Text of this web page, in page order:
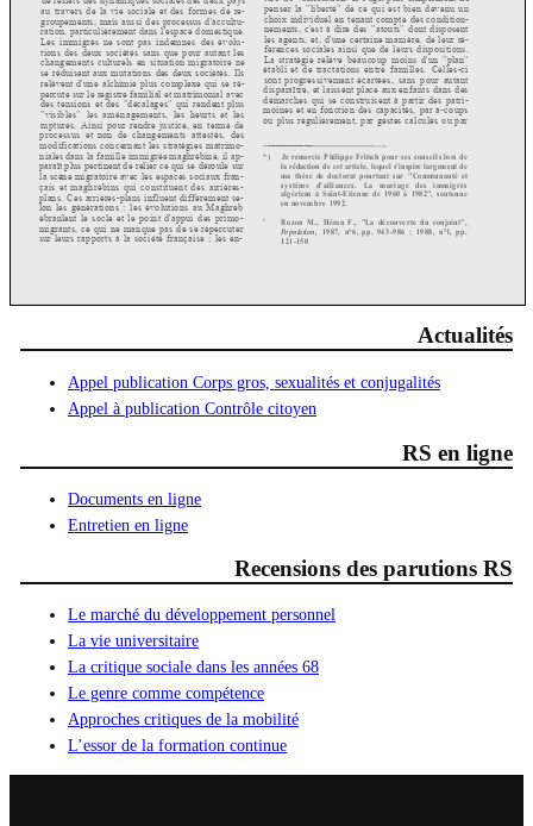
Actualités
Appel publication Corps gros, sexualités et conjugalités
Appel à publication Contrôle citoyen
RS en ligne
Documents en ligne
Entretien en ligne
Recensions des parutions RS
Le marché du développement personnel
La vie universitaire
La critique sociale dans les années 68
Le genre comme compétence
Approches critiques de la mobilité
L’essor de la formation continue